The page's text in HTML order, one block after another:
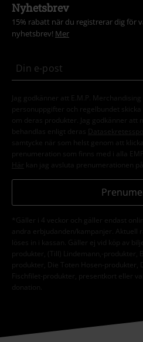
Nyhetsbrev
15% rabatt när du registrerar dig för
nyhetsbrev! Mer
Jag godkänner att E.M.P.
personuppgifter och regelbundet
om deras produkter. Jag godkänner
behandlas enligt deras
samtycke när som helst genom att
prenumeration som finns med i alla
Här kan jag avsluta prenumerationen
*Gäller i 4 veckor och gäller endast
andra erbjudanden/kampanjer. Aktuell
löses in i kassan. Gäller ej vid köp av
produkter, (Till) Lindemann,-produkter,
produkter, Die Toten Hosen-produkter,
Fischfilet-produkter, presentkort eller
donation.